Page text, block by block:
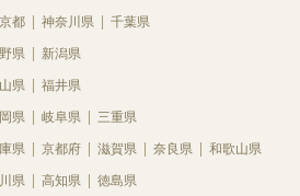
都 神奈川県 千葉県
県 新潟県
県 福井県
県 岐阜県 三重県
県 京都府 滋賀県 奈良県 和歌山県
県 高知県 徳島県